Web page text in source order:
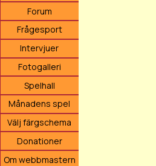
Forum
Frågesport
Intervjuer
Fotogalleri
Spelhall
Månadens spel
Välj färgschema
Donationer
Om webbmastern